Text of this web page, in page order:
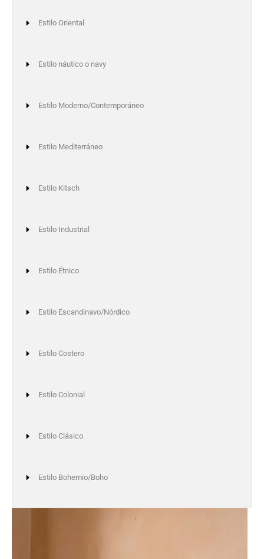
Estilo Oriental
Estilo náutico o navy
Estilo Moderno/Contemporáneo
Estilo Mediterráneo
Estilo Kitsch
Estilo Industrial
Estilo Étnico
Estilo Escandinavo/Nórdico
Estilo Costero
Estilo Colonial
Estilo Clásico
Estilo Bohemio/Boho